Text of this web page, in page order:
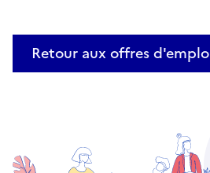
Retour aux offres